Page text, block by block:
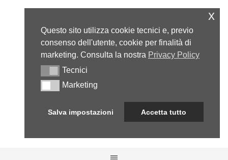
Questo sito utilizza cookie tecnici e, previo
consenso dell'utente, cookie per finalità di
marketing. Consulta la nostra Privacy Policy
TecniciTecnici
MarketingMarketing
Salva impostazioni Accetta tutto
x